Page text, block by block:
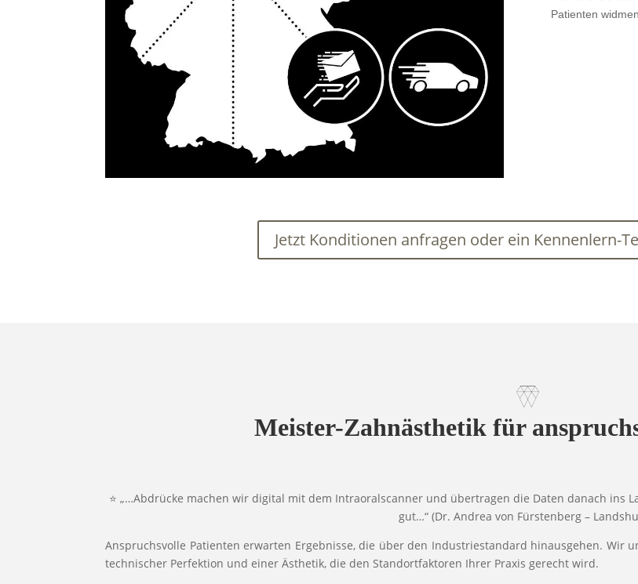
Patienten
Jetzt Konditionen anfragen oder ein Kennenlern-
Meister-Zahnästhetik für
⭐ „…Abdrücke machen wir digital mit dem Intraoralscanner und übertragen die Daten danach ins
gut…“ (Dr. Andrea von Fürstenberg –
Anspruchsvolle Patienten erwarten Ergebnisse, die über den Industriestandard hinausgehen. Wir
technischer Perfektion und einer Ästhetik, die den Standortfaktoren Ihrer Praxis gerecht wird.